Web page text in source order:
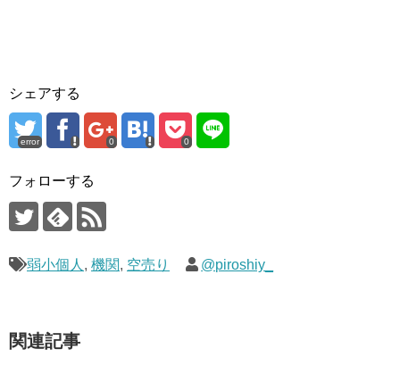
シェアする
error 0 0
フォローする
弱小個人 , 機関, 空売り @piroshiy_
関連記事